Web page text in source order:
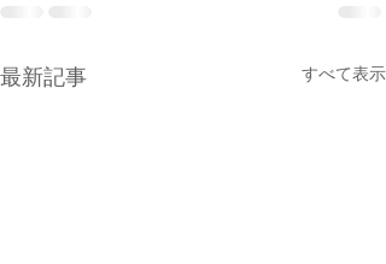
最新記事 すべて表示